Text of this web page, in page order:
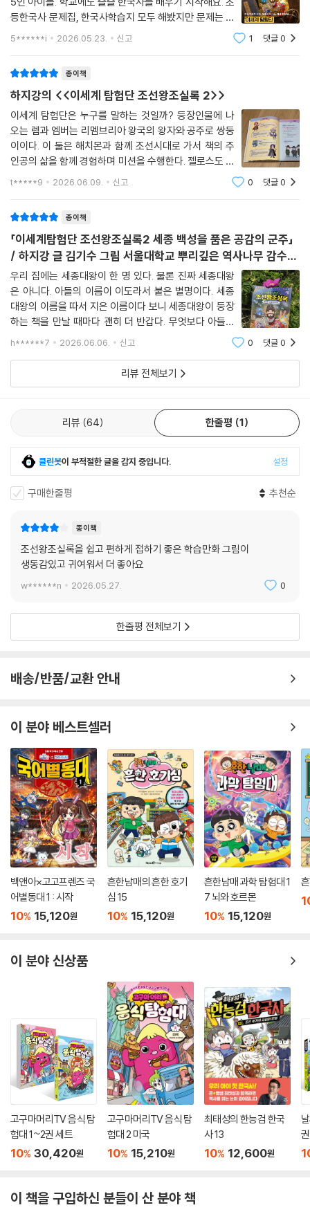
등한국사 문제집, 한국사학습지 모두 해봤지만 문제는 재
미. 엄마 어릴 때처럼 암기로만 때우면 금방 까먹을게 뻔
5******i 2026.05.23. 신고 1 댓글0
종이책
하지강의 <<이세계 탐험단 조선왕조실록 2>>
이세계 탐험단은 누구를 말하는 것일까? 등장인물에 나
오는 렘과 엠버는 리멤브리아 왕국의 왕자와 공주로 쌍둥
이이다. 이 둘은 해치몬과 함께 조선시대로 가서 책의 주
인공의 삶을 함께 경험하며 미션을 수행한다. 젤로스도 리
멤브리아 왕국에서 왔지만 정체가 분명치 않다. 이들의 첫
t*****9 2026.06.09. 신고 0 댓글0
종이책
「이세계탐험단 조선왕조실록2 세종 백성을 품은 공감의 군주」
/ 하지강 글 김기수 그림 서울대학교 뿌리깊은 역사나무 감수/
서울문화사
우리 집에는 세종대왕이 한 명 있다. 물론 진짜 세종대왕
은 아니다. 아들의 이름이 이도라서 붙은 별명이다. 세종
대왕의 이름을 따서 지은 이름이다 보니 세종대왕이 등장
하는 책을 만날 때마다 괜히 더 반갑다. 무엇보다 아들이
마치 자기 이야기라도 되는 듯 관심을 보인다. 그래서 이
통해 조선 시대로 떠나 세종대왕을 만난
h******7 2026.06.06. 신고 0 댓글0
리뷰 전체보기
리뷰 64 한줄평 1
클린봇이 부적절한 글을 감지 중입니다. 설정
구매한줄평 추천순
종이책
조선왕조실록을 쉽고 편하게 접하기 좋은 학습만화 그림이
생동감있고 귀여워서 더 좋아요
w******n 2026.05.27. 0
한줄평 전체보기
배송/반품/교환 안내
이 분야 베스트셀러
백앤아×고고프렌즈 국
어별동대 1 : 시작
10% 15,120원
흔한남매의 흔한 호기
심 15
10% 15,120원
흔한남매 과학 탐험대 1
7 뇌와 호르몬
10% 15,120원
이 분야 신상품
고구마머리TV 음식 탐
험대 1~2권 세트
10% 30,420원
고구마머리TV 음식 탐
험대 2 미국
10% 15,210원
최태성의 한능검 한국
사 13
10% 12,600원
이 책을 구입하신 분들이 산 분야 책